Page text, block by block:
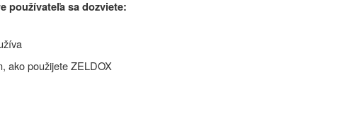
používateľa sa dozviete:
ako použijete ZELDOX